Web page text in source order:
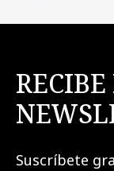
Suscríbete